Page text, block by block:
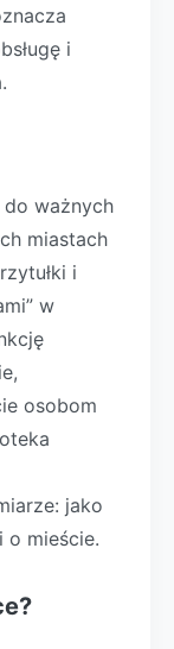
i
do ważnych
miastach
i
w
osobom
jako
o mieście.